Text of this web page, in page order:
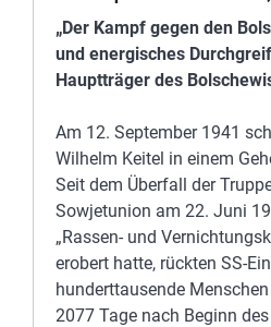
„Der Kampf gegen den
und energisches
Hauptträger des
Am 12. September 1941
Wilhelm Keitel in einem
Seit dem Überfall der
Sowjetunion am 22. Juni
„Rassen- und
erobert hatte, rückten SS-
hunderttausende
2077 Tage nach Beginn